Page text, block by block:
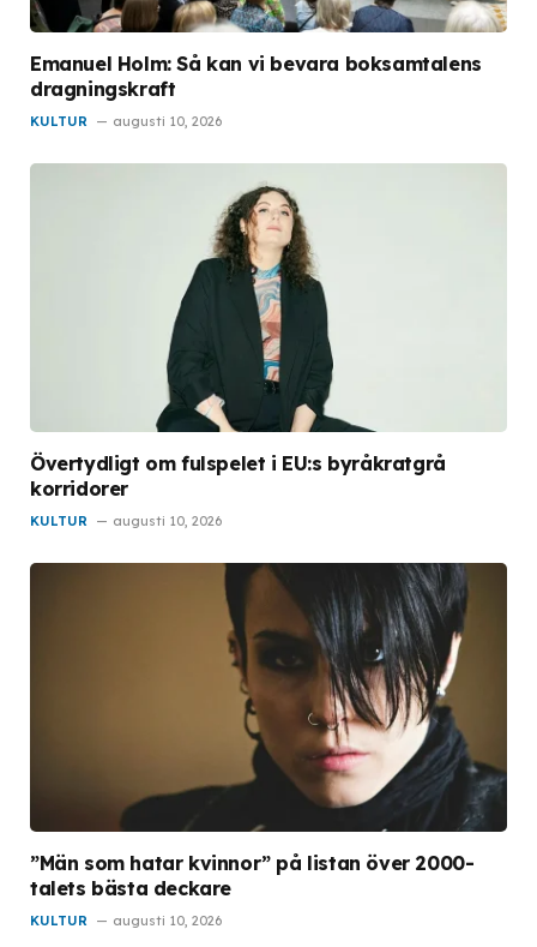
Emanuel Holm: Så kan vi bevara boksamtalens
dragningskraft
KULTUR augusti 10, 2026
Övertydligt om fulspelet i EU:s byråkratgrå
korridorer
KULTUR augusti 10, 2026
”Män som hatar kvinnor” på listan över 2000-
talets bästa deckare
KULTUR augusti 10, 2026